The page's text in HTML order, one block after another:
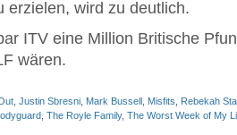
erzielen, wird zu deutlich.
ITV eine Million Britische
wären.
Justin Sbresni Mark Bussell Misfits
Rebekah
The Royle Family, The Worst Week of My